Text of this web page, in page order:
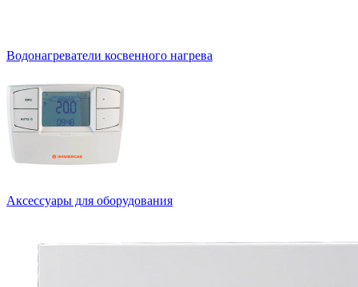
Водонагреватели косвенного нагрева
Аксессуары для оборудования